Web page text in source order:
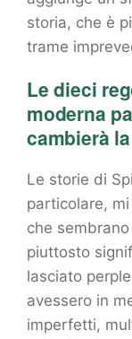
storia, che è
trame
Le dieci
moderna
cambierà
Le storie di
particolare,
che
piuttosto
lasciato
avessero in
imperfetti,